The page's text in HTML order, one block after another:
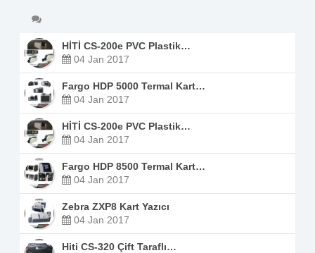
HİTİ CS-200e PVC Plastik…
04 Jan 2017
Fargo HDP 5000 Termal Kart…
04 Jan 2017
HİTİ CS-200e PVC Plastik…
04 Jan 2017
Fargo HDP 8500 Termal Kart…
04 Jan 2017
Zebra ZXP8 Kart Yazıcı
04 Jan 2017
Hiti CS-320 Çift Taraflı…